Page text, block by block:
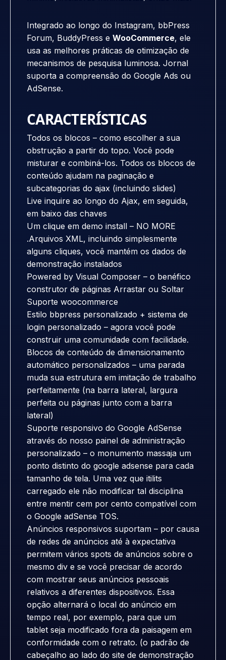
Integrado ao longo do Instagram, bbPress
Forum, BuddyPress e WooCommerce, ele
usa as melhores práticas de otimização de
mecanismos de pesquisa luminosa. Jornal
suporta a compreensão do Google Ads ou
AdSense.
CARACTERÍSTICAS
Todos os blocos – como escolher a sua
obstrução a partir do topo. Você pode
misturar e combiná-los. Todos os blocos de
conteúdo ajudam na paginação e
subcategorias do ajax (incluindo slides)
Live inquire ao longo do Ajax, em seguida,
em baixo das chaves
Um clique em demo install – NO MORE
.Arquivos XML, incluindo simplesmente
alguns cliques, você mantém os dados de
demonstração instalados
Powered by Visual Composer – o benéfico
construtor de páginas Arrastar ou Soltar
Suporte woocommerce
Estilo bbpress personalizado + sistema de
login personalizado – agora você pode
construir uma comunidade com facilidade.
Blocos de conteúdo de dimensionamento
automático personalizados – uma parada
muda sua estrutura em imitação de trabalho
perfeitamente (na barra lateral, largura
perfeita ou páginas junto com a barra
lateral)
Suporte responsivo do Google AdSense
através do nosso painel de administração
personalizado – o monumento massaja um
ponto distinto do google adsense para cada
tamanho de tela. Uma vez que itilits
carregado ele não modificar tal disciplina
entre mentir cem por cento compatível com
o Google adSense TOS.
Anúncios responsivos suportam – por causa
de redes de anúncios até à expectativa
permitem vários spots de anúncios sobre o
mesmo div e se você precisar de acordo
com mostrar seus anúncios pessoais
relativos a diferentes dispositivos. Essa
opção alternará o local do anúncio em
tempo real, por exemplo, para que um
tablet seja modificado fora da paisagem em
conformidade com o retrato. (o padrão de
cabeçalho ao lado do site de demonstração